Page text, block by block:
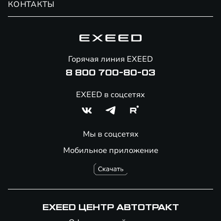
Сервис
Помощь на дорогах
КОНТАКТЫ
Мобильное приложение
Горячая линия EXEED
8 800 700-80-03
EXEED в соцсетях
Мы в соцсетях
EXEED ЦЕНТР АВТОТРАКТ